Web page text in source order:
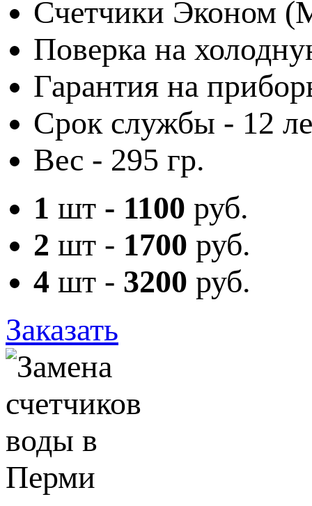
Счетчики Эконом
Поверка на
Гарантия на
Срок службы - 12
Вес - 295 гр.
1 шт - 1100 руб.
2 шт - 1700 руб.
4 шт - 3200 руб.
Заказать